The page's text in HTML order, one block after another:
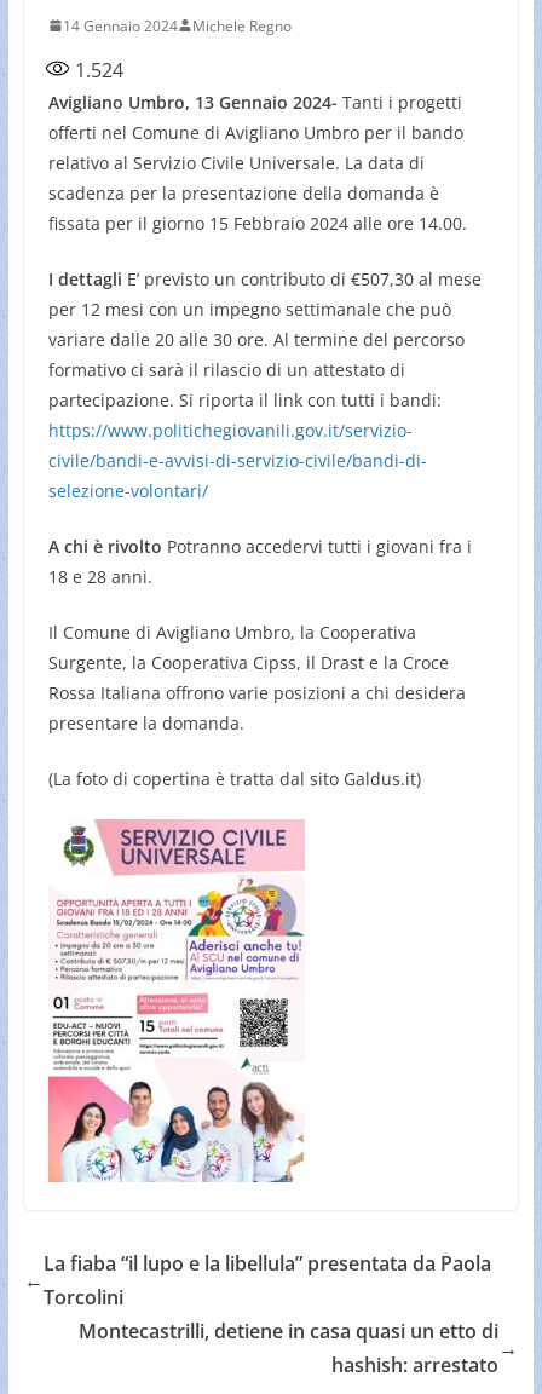
14 Gennaio 2024 Michele Regno
1.524
Avigliano Umbro, 13 Gennaio 2024- Tanti i progetti
offerti nel Comune di Avigliano Umbro per il bando
relativo al Servizio Civile Universale. La data di
scadenza per la presentazione della domanda è
fissata per il giorno 15 Febbraio 2024 alle ore 14.00.
I dettagli E’ previsto un contributo di €507,30 al mese
per 12 mesi con un impegno settimanale che può
variare dalle 20 alle 30 ore. Al termine del percorso
formativo ci sarà il rilascio di un attestato di
partecipazione. Si riporta il link con tutti i bandi:
https://www.politichegiovanili.gov.it/servizio-
civile/bandi-e-avvisi-di-servizio-civile/bandi-di-
selezione-volontari/
A chi è rivolto Potranno accedervi tutti i giovani fra i
18 e 28 anni.
Il Comune di Avigliano Umbro, la Cooperativa
Surgente, la Cooperativa Cipss, il Drast e la Croce
Rossa Italiana offrono varie posizioni a chi desidera
presentare la domanda.
(La foto di copertina è tratta dal sito Galdus.it)
←
La fiaba “il lupo e la libellula” presentata da Paola
Torcolini
Montecastrilli, detiene in casa quasi un etto di
hashish: arrestato
→